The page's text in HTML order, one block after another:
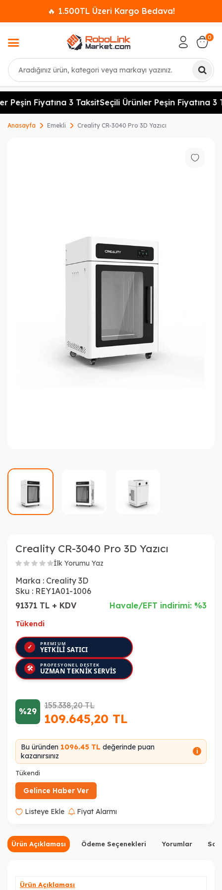
🔥 1.500TL Üzeri Kargo Bedava!
Ara
0
Peşin Fiyatına 3 TaksitSeçili Ürünler Peşin Fiyatına 3
Anasayfa Emekli Creality CR-3040 Pro 3D Yazıcı
Creality CR-3040 Pro 3D Yazıcı
İlk Yorumu Yaz
Marka : Creality 3D
Sku : REY1A01-1006
91371 TL + KDV
Havale/EFT indirimi: %3
Tükendi
✓ PREMIUM
YETKİLİ SATICI
🛠 PROFESYONEL DESTEK
UZMAN TEKNİK SERVİS
%29
155.338,20TL
109.645,20 TL
Bu üründen 1096.45 TL değerinde puan
kazanırsınız
i
Tükendi
Gelince Haber Ver
Listeye Ekle Fiyat Alarmı
Ürün Açıklaması Ödeme Seçenekleri Yorumlar
Ürün Açıklaması